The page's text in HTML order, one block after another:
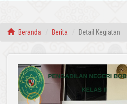
Beranda Berita Detail Kegiatan